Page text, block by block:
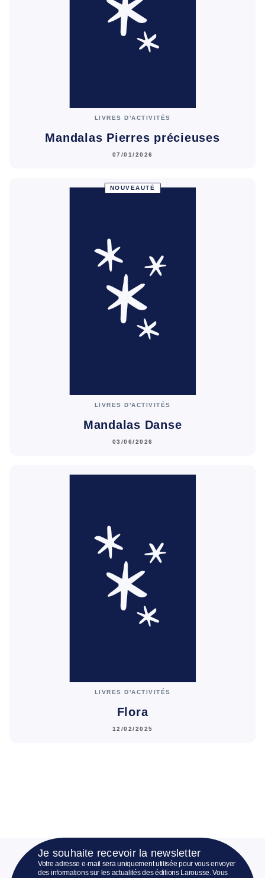
LIVRES D'ACTIVITÉS
Mandalas Pierres précieuses
07/01/2026
NOUVEAUTÉ
LIVRES D'ACTIVITÉS
Mandalas Danse
03/06/2026
LIVRES D'ACTIVITÉS
Flora
12/02/2025
Je souhaite recevoir la newsletter
Votre adresse e-mail sera uniquement utilisée pour vous envoyer
des informations sur les actualités des éditions Larousse. Vous